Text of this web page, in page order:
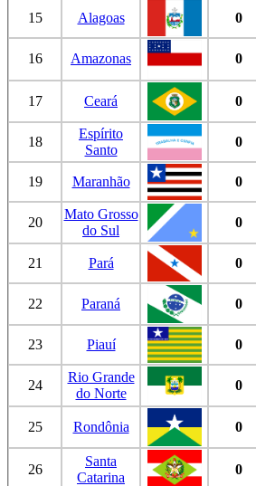
15 Alagoas 0
16 Amazonas 0
17 Ceará 0
18
Espírito
Santo
0
19 Maranhão 0
20
Mato Grosso
do Sul
0
21 Pará 0
22 Paraná 0
23 Piauí 0
24
Rio Grande
do Norte
0
25 Rondônia 0
26
Santa
Catarina
0